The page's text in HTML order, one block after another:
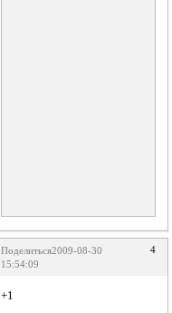
Поделиться 4
2009-08-30
15:54:09
+1